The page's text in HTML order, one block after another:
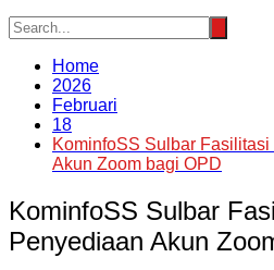
Home
2026
Februari
18
KominfoSS Sulbar
Akun Zoom bagi OPD
KominfoSS Sulbar
Penyediaan Akun